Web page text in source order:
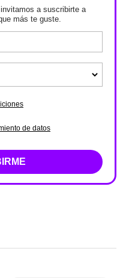
a suscribirte a
más te guste.
de datos